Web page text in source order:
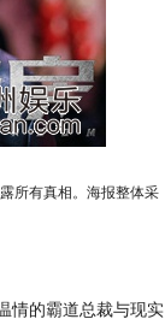
所有真相。海报整体采
情的霸道总裁与现实